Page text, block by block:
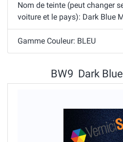
Nom de teinte (peut changer
voiture et le pays): Dark Blue
Gamme Couleur: BLEU
BW9 Dark